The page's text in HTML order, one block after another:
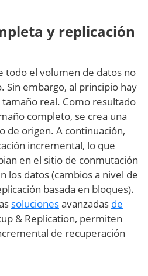
y replicación
todo el volumen de datos no
Sin embargo, al principio hay
real. Como resultado
completo, se crea una
de origen. A continuación,
incremental, lo que
en el sitio de conmutación
los datos (cambios a nivel de
basada en bloques).
solucionesavanzadas de
& Replication, permiten
de recuperación